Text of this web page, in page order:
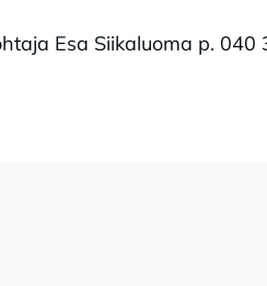
Esa Siikaluoma p. 040